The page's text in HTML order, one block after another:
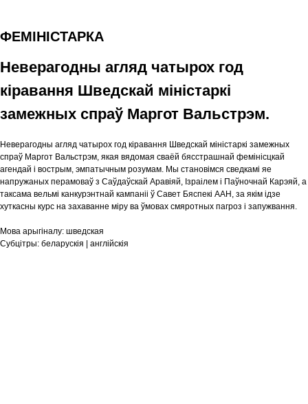
ФЕМІНІСТАРКА
Неверагодны агляд чатырох год
кіравання Шведскай міністаркі
замежных спраў Маргот Вальстрэм.
Неверагодны агляд чатырох год кіравання Шведскай міністаркі замежных
спраў Маргот Вальстрэм, якая вядомая сваёй бясстрашнай фемінісцкай
агендай і вострым, эмпатычным розумам. Мы становімся сведкамі яе
напружаных перамоваў з Саўдаўскай Аравіяй, Ізраілем і Паўночнай Карэяй, а
таксама вельмі канкурэнтнай кампаніі ў Савет Бяспекі ААН, за якім ідзе
хуткасны курс на захаванне міру ва ўмовах смяротных пагроз і запужвання.
Мова арыгіналу: шведская
Субцітры: беларускія | англійскія